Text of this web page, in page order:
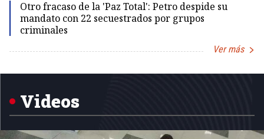
Otro fracaso de la 'Paz Total': Petro despide su
mandato con 22 secuestrados por grupos
criminales
Ver más
1
Videos